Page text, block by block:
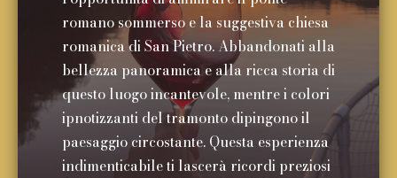
romano sommerso e la suggestiva chiesa
romanica di San Pietro. Abbandonati alla
bellezza panoramica e alla ricca storia di
questo luogo incantevole, mentre i colori
ipnotizzanti del tramonto dipingono il
paesaggio circostante. Questa esperienza
indimenticabile ti lascerà ricordi preziosi